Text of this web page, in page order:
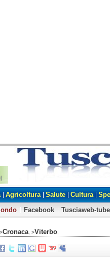
Agricoltura Salute Cultura
Facebook Tusciaweb-tube
>Cronaca , >Viterbo